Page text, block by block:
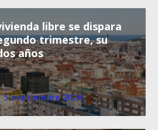
libre se dispara
trimestre, su
años
5 septiembre 2024